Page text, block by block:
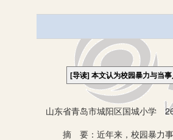
[导读]本文认为校园暴力与当
山东省青岛市城阳区国城小学
摘 要：近年来，校园暴力事